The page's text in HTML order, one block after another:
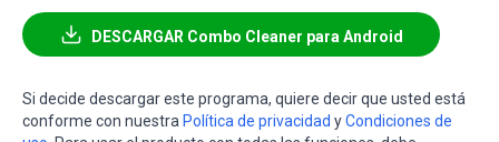
DESCARGAR Combo Cleaner para Android
Si decide descargar este programa, quiere decir que usted está
conforme con nuestra Política de privacidad yCondiciones de